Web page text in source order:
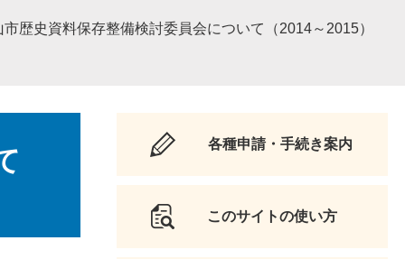
市歴史資料保存整備検討委員会について（2014～2015）
各種申請・手続き案内
このサイトの使い方